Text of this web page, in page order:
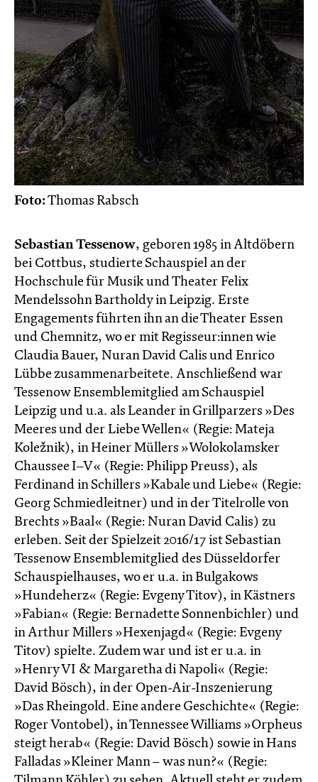
Foto:Thomas Rabsch
Sebastian Tessenow, geboren 1985 in Altdöbern
bei Cottbus, studierte Schauspiel an der
Hochschule für Musik und Theater Felix
Mendelssohn Bartholdy in Leipzig. Erste
Engagements führten ihn an die Theater Essen
und Chemnitz, wo er mit Regisseur:innen wie
Claudia Bauer, Nuran David Calis und Enrico
Lübbe zusammenarbeitete. Anschließend war
Tessenow Ensemblemitglied am Schauspiel
Leipzig und u.a. als Leander in Grillparzers »Des
Meeres und der Liebe Wellen« (Regie: Mateja
Koležnik), in Heiner Müllers »Wolokolamsker
Chaussee I–V« (Regie: Philipp Preuss), als
Ferdinand in Schillers »Kabale und Liebe« (Regie:
Georg Schmiedleitner) und in der Titelrolle von
Brechts »Baal« (Regie: Nuran David Calis) zu
erleben. Seit der Spielzeit 2016/17 ist Sebastian
Tessenow Ensemblemitglied des Düsseldorfer
Schauspielhauses, wo er u.a. in Bulgakows
»Hundeherz« (Regie: Evgeny Titov), in Kästners
»Fabian« (Regie: Bernadette Sonnenbichler) und
in Arthur Millers »Hexenjagd« (Regie: Evgeny
Titov) spielte. Zudem war und ist er u.a. in
»Henry VI & Margaretha di Napoli« (Regie:
David Bösch), in der Open-Air-Inszenierung
»Das Rheingold. Eine andere Geschichte« (Regie:
Roger Vontobel), in Tennessee Williams »Orpheus
steigt herab« (Regie: David Bösch) sowie in Hans
Falladas »Kleiner Mann – was nun?« (Regie: